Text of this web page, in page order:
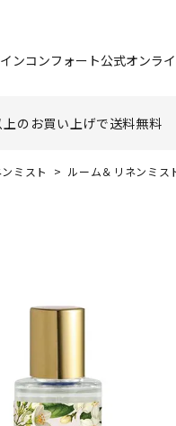
ンコンフォート公式オンラ
のお買い上げで送料無料
ミスト ルーム＆リネンミ